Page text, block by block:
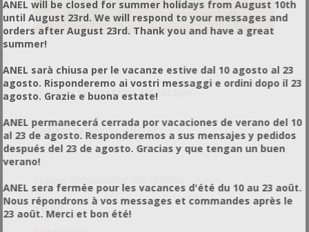
ΓΡΑΜΜΉ ΣΥΣΚΕΥΑΣΊΑΣ ΜΣ ΛΈΣΒΟΥ
Κωδικός προϊόντος: AN7103
€0,00
ANEL will be closed for summer holidays from August 10th
until August 23rd. We will respond to your messages and
orders after August 23rd. Thank you and have a great
summer!
ANEL sarà chiusa per le vacanze estive dal 10 agosto al 23
agosto. Risponderemo ai vostri messaggi e ordini dopo il 23
agosto. Grazie e buona estate!
ANEL permanecerá cerrada por vacaciones de verano del 10
al 23 de agosto. Responderemos a sus mensajes y pedidos
después del 23 de agosto. Gracias y que tengan un buen
verano!
ANEL sera fermée pour les vacances d'été du 10 au 23 août.
Nous répondrons à vos messages et commandes après le
23 août. Merci et bon été!